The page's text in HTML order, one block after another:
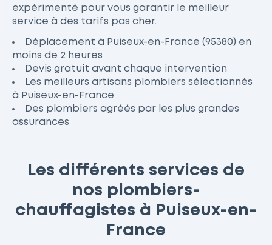
expérimenté pour vous garantir le meilleur
service à des tarifs pas cher.
Déplacement à Puiseux-en-France (95380) en
moins de 2 heures
Devis gratuit avant chaque intervention
Les meilleurs artisans plombiers sélectionnés
à Puiseux-en-France
Des plombiers agréés par les plus grandes
assurances
Les différents services de
nos plombiers-
chauffagistes à Puiseux-en-
France